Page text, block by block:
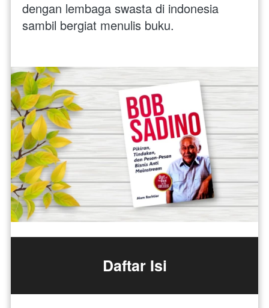
dengan lembaga swasta di indonesia
sambil bergiat menulis buku.
Daftar Isi